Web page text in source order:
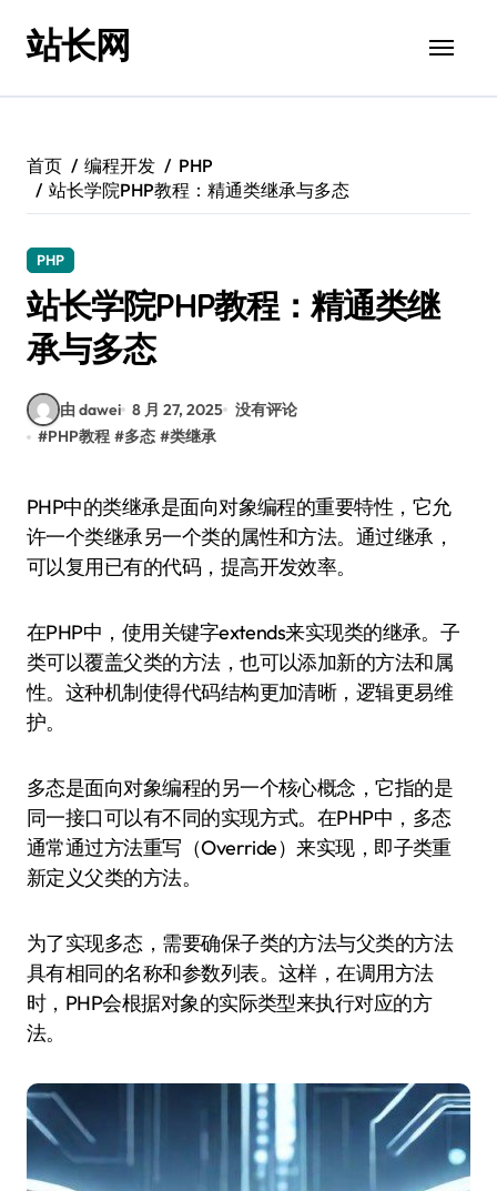
站长网
首页 编程开发
PHP
站长学院PHP教程：精通类继承与多态
PHP
站长学院PHP教程：精通类继
承与多态
由 dawei 8 月 27, 2025 没有评论
#PHP教程 #多态 #类继承
PHP中的类继承是面向对象编程的重要特性，它允
许一个类继承另一个类的属性和方法。通过继承，
可以复用已有的代码，提高开发效率。
在PHP中，使用关键字extends来实现类的继承。子
类可以覆盖父类的方法，也可以添加新的方法和属
性。这种机制使得代码结构更加清晰，逻辑更易维
护。
多态是面向对象编程的另一个核心概念，它指的是
同一接口可以有不同的实现方式。在PHP中，多态
通常通过方法重写（Override）来实现，即子类重
新定义父类的方法。
为了实现多态，需要确保子类的方法与父类的方法
具有相同的名称和参数列表。这样，在调用方法
时，PHP会根据对象的实际类型来执行对应的方
法。